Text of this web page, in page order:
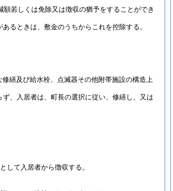
若しくは免除又は徴収の猶予をすることができ
るときは、敷金のうちからこれを控除する。
繕及び給水栓、点滅器その他附帯施設の構造上
ず、入居者は、町長の選択に従い、修繕し、又は
して入居者から徴収する。